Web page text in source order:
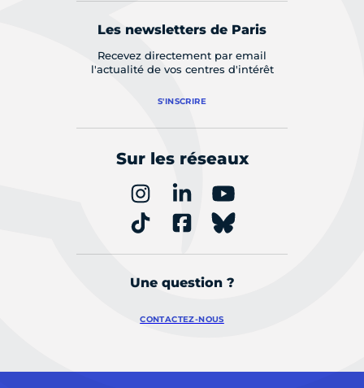
Les newsletters de Paris
Recevez directement par email
l'actualité de vos centres d'intérêt
S'INSCRIRE
Sur les réseaux
Une question ?
CONTACTEZ-NOUS